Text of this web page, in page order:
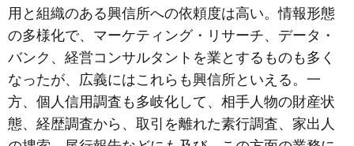
用と組織のある興信所への依頼度は高い。情報形態
の多様化で、マーケティング・リサーチ、データ・
バンク、経営コンサルタントを業とするものも多く
なったが、広義にはこれらも興信所といえる。一
方、個人信用調査も多岐化して、相手人物の財産状
態、経歴調査から、取引を離れた素行調査、家出人